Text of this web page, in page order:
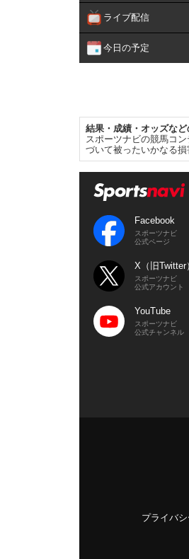
ライブ配信
今日の予定
結果・成績・オッズな
スポーツナビの競馬コ
づいて被ったいかなる
Facebook
スポーツナビ
公式ページ
X（旧Twitter
スポーツナビ
公式アカウント
YouTube
スポーツナビ
公式チャンネル
プライバ